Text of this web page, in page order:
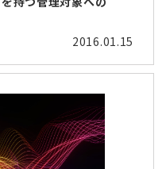
2016.01.15